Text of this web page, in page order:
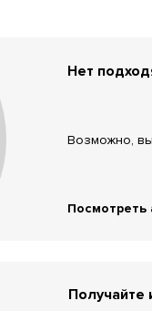
Нет
Возможно, вы
Посмотреть
Получайте